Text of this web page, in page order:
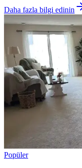
Daha fazla bilgi edinin
Popüler